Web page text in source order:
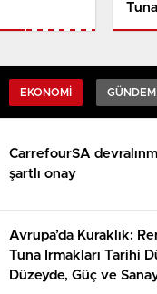
EKONOMI GÜNDEM
CarrefourSA
şartlı onay
Avrupa’da Kuraklık:
Tuna Irmakları Tarihi
Düzeyde, Güç ve